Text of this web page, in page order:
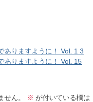
ありますように！ Vol. 1 3
ありますように！ Vol. 15
ん。
※ が付いている欄は